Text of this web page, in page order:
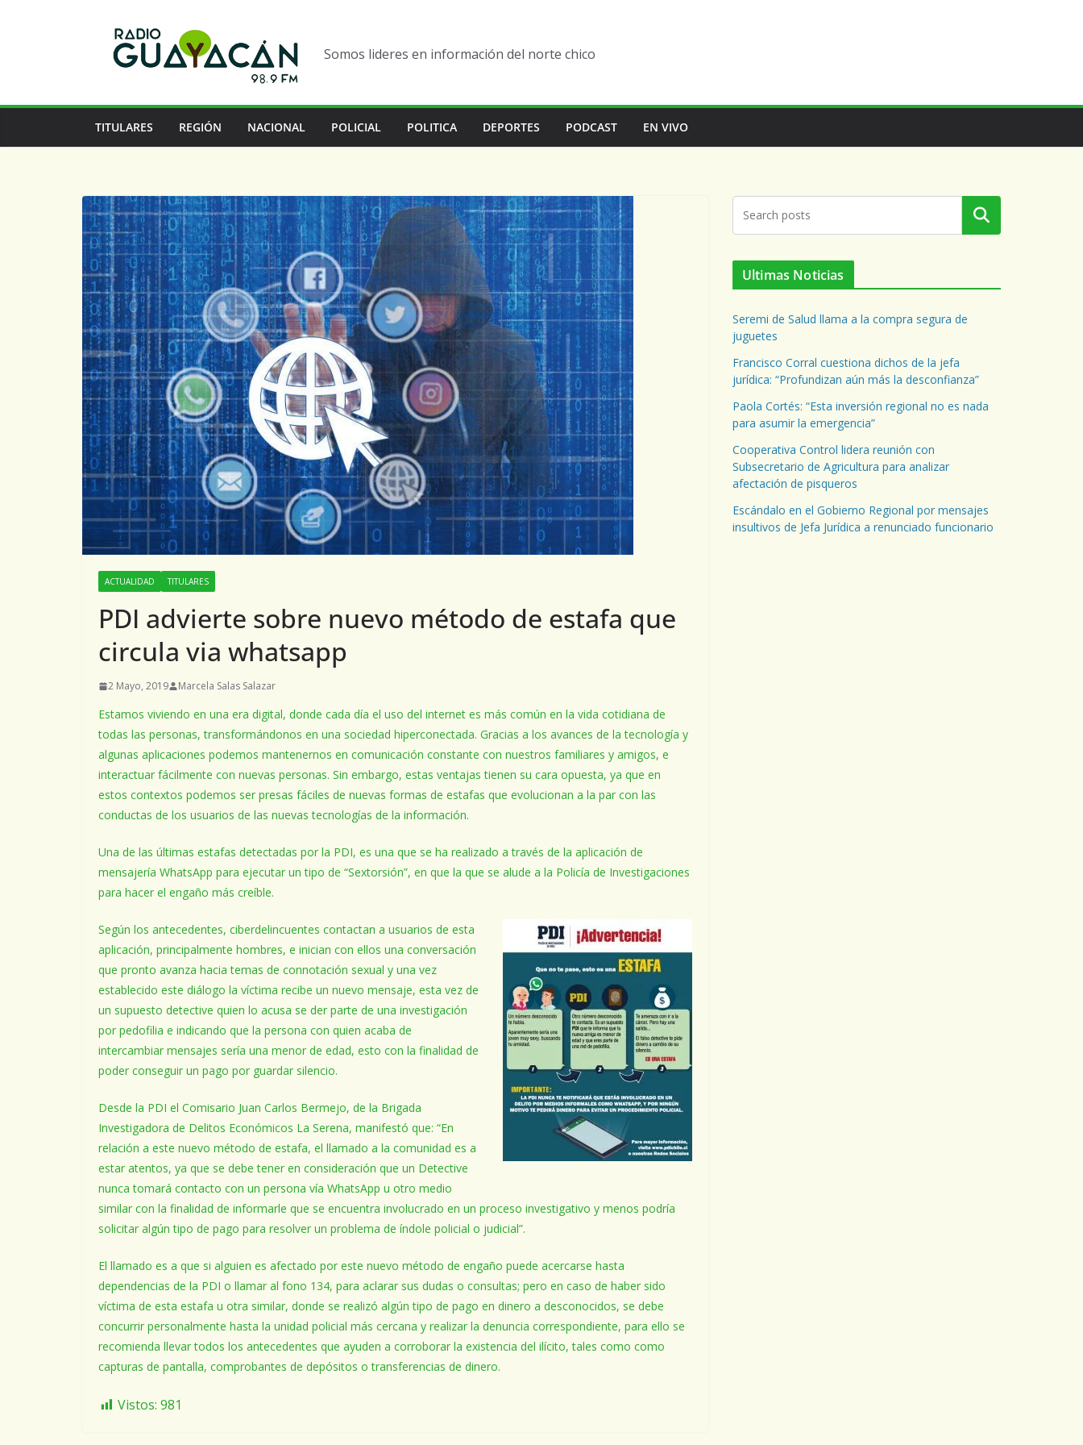
Somos lideres en información del norte chico
TITULARES REGIÓN NACIONAL POLICIAL POLITICA DEPORTES PODCAST EN VIVO
ACTUALIDAD TITULARES
PDI advierte sobre nuevo método de estafa que
circula via whatsapp
2 Mayo, 2019 Marcela Salas Salazar
Estamos viviendo en una era digital, donde cada día el uso del internet es más común en la vida cotidiana de
todas las personas, transformándonos en una sociedad hiperconectada. Gracias a los avances de la tecnología y
algunas aplicaciones podemos mantenernos en comunicación constante con nuestros familiares y amigos, e
interactuar fácilmente con nuevas personas. Sin embargo, estas ventajas tienen su cara opuesta, ya que en
estos contextos podemos ser presas fáciles de nuevas formas de estafas que evolucionan a la par con las
conductas de los usuarios de las nuevas tecnologías de la información.
Una de las últimas estafas detectadas por la PDI, es una que se ha realizado a través de la aplicación de
mensajería WhatsApp para ejecutar un tipo de “Sextorsión”, en que la que se alude a la Policía de Investigaciones
para hacer el engaño más creíble.
Según los antecedentes, ciberdelincuentes contactan a usuarios de esta
aplicación, principalmente hombres, e inician con ellos una conversación
que pronto avanza hacia temas de connotación sexual y una vez
establecido este diálogo la víctima recibe un nuevo mensaje, esta vez de
un supuesto detective quien lo acusa se der parte de una investigación
por pedofilia e indicando que la persona con quien acaba de
intercambiar mensajes sería una menor de edad, esto con la finalidad de
poder conseguir un pago por guardar silencio.
Desde la PDI el Comisario Juan Carlos Bermejo, de la Brigada
Investigadora de Delitos Económicos La Serena, manifestó que: “En
relación a este nuevo método de estafa, el llamado a la comunidad es a
estar atentos, ya que se debe tener en consideración que un Detective
nunca tomará contacto con un persona vía WhatsApp u otro medio
similar con la finalidad de informarle que se encuentra involucrado en un proceso investigativo y menos podría
solicitar algún tipo de pago para resolver un problema de índole policial o judicial”.
El llamado es a que si alguien es afectado por este nuevo método de engaño puede acercarse hasta
dependencias de la PDI o llamar al fono 134, para aclarar sus dudas o consultas; pero en caso de haber sido
víctima de esta estafa u otra similar, donde se realizó algún tipo de pago en dinero a desconocidos, se debe
concurrir personalmente hasta la unidad policial más cercana y realizar la denuncia correspondiente, para ello se
recomienda llevar todos los antecedentes que ayuden a corroborar la existencia del ilícito, tales como como
capturas de pantalla, comprobantes de depósitos o transferencias de dinero.
Vistos: 981
Buscar
Ultimas Noticias
Seremi de Salud llama a la compra segura de
juguetes
Francisco Corral cuestiona dichos de la jefa
jurídica: “Profundizan aún más la desconfianza”
Paola Cortés: “Esta inversión regional no es nada
para asumir la emergencia”
Cooperativa Control lidera reunión con
Subsecretario de Agricultura para analizar
afectación de pisqueros
Escándalo en el Gobierno Regional por mensajes
insultivos de Jefa Jurídica a renunciado funcionario